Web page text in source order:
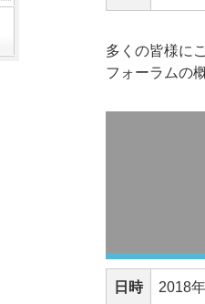
多くの皆様に
フォーラムの
日時 2018